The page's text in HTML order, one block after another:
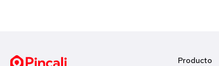
Producto